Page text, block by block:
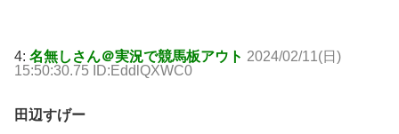
4: 名無しさん＠実況で競馬板アウト 2024/02/11(日)
15:50:30.75 ID:EddlQXWC0
田辺すげー